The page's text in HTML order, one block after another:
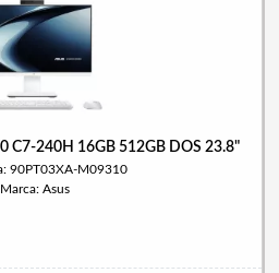
C7-240H 16GB 512GB DOS 23.8"
90PT03XA-M09310
Marca: Asus